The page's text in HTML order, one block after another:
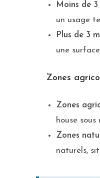
Moins de 3
un usage
Plus de 3
une
Zones
Zones
house
Zones
naturels,